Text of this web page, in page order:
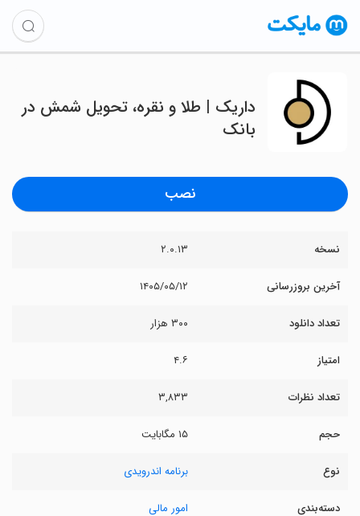
‏‏داریک | طلا و نقره، تحویل شمش در
بانک
نصب
نسخه ۲.۰.۱۳
آخرین بروزرسانی ۱۴۰۵/۰۵/۱۲
تعداد دانلود ۳۰۰ هزار
امتیاز ۴.۶
تعداد نظرات ۳,۸۳۳
حجم ۱۵ مگابایت
نوع برنامه اندرویدی
دسته‌بندی امور مالی